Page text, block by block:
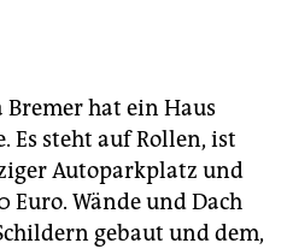
hat ein Haus
Es steht auf Rollen, ist
Autoparkplatz und
Euro. Wände und Dach
gebaut und dem,